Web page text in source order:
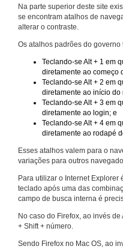
Na parte superior deste site
se encontram atalhos de
alterar o contraste.
Os atalhos padrões do governo
Teclando-se Alt + 1 em
diretamente ao começo
Teclando-se Alt + 2 em
diretamente ao início do
Teclando-se Alt + 3 em
diretamente ao login; e
Teclando-se Alt + 4 em
diretamente ao rodapé
Esses atalhos valem para o
variações para outros
Para utilizar o Internet Explorer
teclado após uma das
campo de busca interna é
No caso do Firefox, ao invés
+ Shift + número.
Sendo Firefox no Mac OS, ao